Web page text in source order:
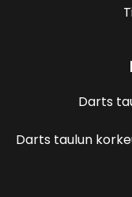
Darts
Darts taulun